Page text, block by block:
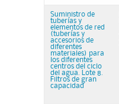
Suministro de
tuberías y
elementos de red
(tuberías y
accesorios de
diferentes
materiales) para
los diferentes
centros del ciclo
del agua. Lote 8.
Filtros de gran
capacidad